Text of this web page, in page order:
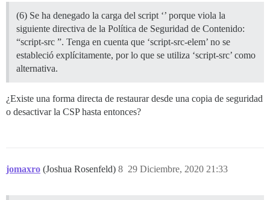
(6) Se ha denegado la carga del script ‘’ porque viola la
siguiente directiva de la Política de Seguridad de Contenido:
“script-src ”. Tenga en cuenta que ‘script-src-elem’ no se
estableció explícitamente, por lo que se utiliza ‘script-src’ como
alternativa.
¿Existe una forma directa de restaurar desde una copia de seguridad
o desactivar la CSP hasta entonces?
jomaxro (Joshua Rosenfeld) 29 Diciembre, 2020 21:33
8